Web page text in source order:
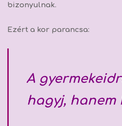
bizonyulnak.
Ezért a kor parancsa:
A
hagyj, hanem